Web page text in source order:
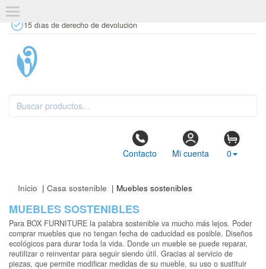
15 días de derecho de devolución
Contacto Mi cuenta 0
Inicio | Casa sostenible | Muebles sostenibles
MUEBLES SOSTENIBLES
Para BOX FURNITURE la palabra sostenible va mucho más lejos. Poder
comprar muebles que no tengan fecha de caducidad es posible. Diseños
ecológicos para durar toda la vida. Donde un mueble se puede reparar,
reutilizar o reinventar para seguir siendo útil. Gracias al servicio de
piezas, que permite modificar medidas de su mueble, su uso o sustituir